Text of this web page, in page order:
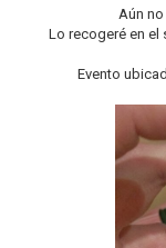
Aún
Lo recogeré en el
Evento